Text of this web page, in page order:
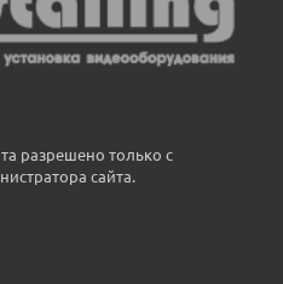
разрешено только с
сайта.